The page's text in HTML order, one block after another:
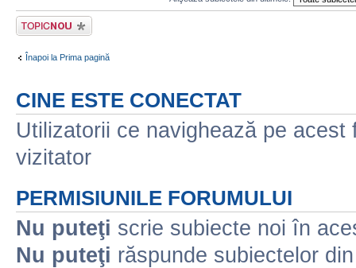
Scrie un subiect
nou
Înapoi la Prima pagină
CINE ESTE CONECTAT
Utilizatorii ce navighează pe
vizitator
PERMISIUNILE FORUMULUI
Nu puteţi scrie subiecte noi în
Nu puteţi răspunde subiectelor